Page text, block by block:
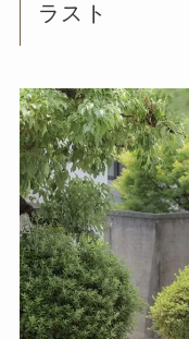
ラスト